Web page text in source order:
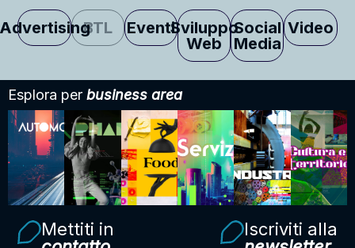
BTL EventiSviluppo
Web
Social
Media
Video
Esplora per business area
Mettiti in
Iscriviti alla